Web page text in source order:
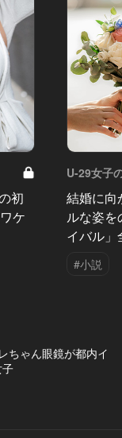
初
ケ
U-29女子
結婚に向
ルな姿
イバル」
#小説
ちゃん眼鏡が都内イ
子